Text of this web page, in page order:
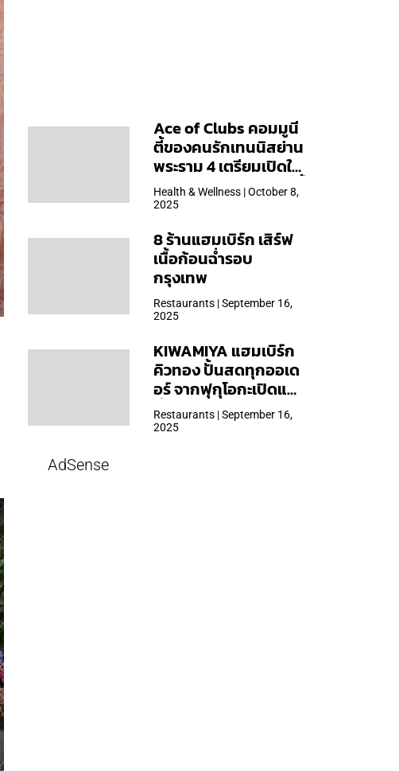
Ace of Clubs คอมมูนี
ตี้ของคนรักเทนนิสย่าน
พระราม 4 เตรียมเปิดให้
บริการวันแรก 19 ต.ค. นี้
Health & Wellness | October 8,
2025
8 ร้านแฮมเบิร์ก เสิร์ฟ
เนื้อก้อนฉ่ำรอบ
กรุงเทพ
Restaurants | September 16,
2025
KIWAMIYA แฮมเบิร์ก
คิวทอง ปั้นสดทุกออเด
อร์ จากฟุกุโอกะเปิดแล้ว
ที่ Central Park
Restaurants | September 16,
2025
AdSense